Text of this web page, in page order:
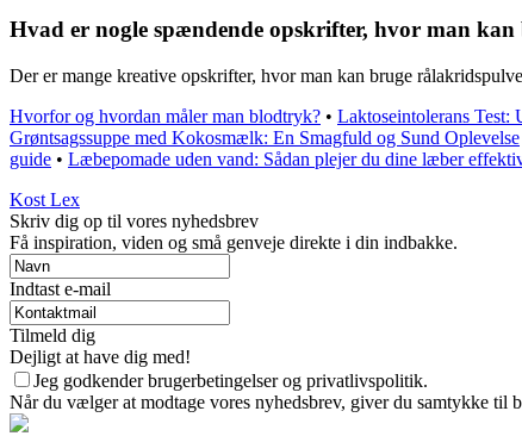
Hvad er nogle spændende opskrifter, hvor man
Der er mange kreative opskrifter, hvor man kan bruge
Hvorfor og hvordan måler man blodtryk? • Laktoseintolerans
Grøntsagssuppe med Kokosmælk: En Smagfuld og Sund Oplevelse
guide • Læbepomade uden vand: Sådan plejer du dine læber
Kost Lex
Skriv dig op til vores nyhedsbrev
Få inspiration, viden og små genveje direkte i din indbakke.
Indtast e-mail
Tilmeld dig
Dejligt at have dig med!
Jeg godkender brugerbetingelser og privatlivspolitik.
Når du vælger at modtage vores nyhedsbrev, giver du samtykke